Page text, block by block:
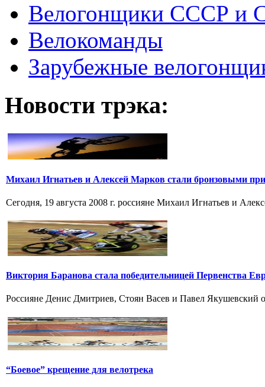
Велогонщики СССР и
Велокоманды
Зарубежные
Новости трэка:
Михаил Игнатьев и Алексей Марков стали бронзовыми
Сегодня, 19 августа 2008 г. россияне Михаил Игнатьев и
Виктория Баранова стала победительницей Первенства
Россияне Денис Дмитриев, Стоян Васев и Павел Якушевский
“Боевое” крещение для велотрека